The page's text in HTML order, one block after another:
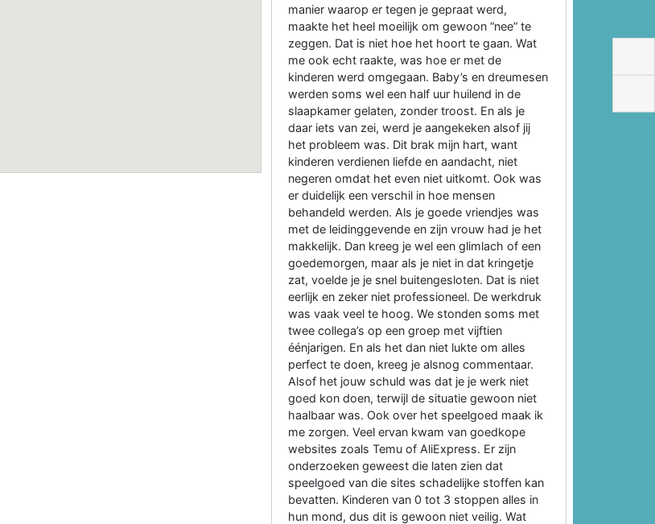
manier waarop er tegen je gepraat werd,
maakte het heel moeilijk om gewoon “nee” te
zeggen. Dat is niet hoe het hoort te gaan. Wat
me ook echt raakte, was hoe er met de
kinderen werd omgegaan. Baby’s en dreumesen
werden soms wel een half uur huilend in de
slaapkamer gelaten, zonder troost. En als je
daar iets van zei, werd je aangekeken alsof jij
het probleem was. Dit brak mijn hart, want
kinderen verdienen liefde en aandacht, niet
negeren omdat het even niet uitkomt. Ook was
er duidelijk een verschil in hoe mensen
behandeld werden. Als je goede vriendjes was
met de leidinggevende en zijn vrouw had je het
makkelijk. Dan kreeg je wel een glimlach of een
goedemorgen, maar als je niet in dat kringetje
zat, voelde je je snel buitengesloten. Dat is niet
eerlijk en zeker niet professioneel. De werkdruk
was vaak veel te hoog. We stonden soms met
twee collega’s op een groep met vijftien
éénjarigen. En als het dan niet lukte om alles
perfect te doen, kreeg je alsnog commentaar.
Alsof het jouw schuld was dat je je werk niet
goed kon doen, terwijl de situatie gewoon niet
haalbaar was. Ook over het speelgoed maak ik
me zorgen. Veel ervan kwam van goedkope
websites zoals Temu of AliExpress. Er zijn
onderzoeken geweest die laten zien dat
speelgoed van die sites schadelijke stoffen kan
bevatten. Kinderen van 0 tot 3 stoppen alles in
hun mond, dus dit is gewoon niet veilig. Wat